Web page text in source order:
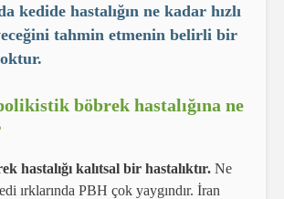
kedide hastalığın ne kadar hızlı
tahmin etmenin belirli bir
böbrek hastalığına ne
hastalığı kalıtsal bir hastalıktır. Ne
ırklarında PBH çok yaygındır. İran